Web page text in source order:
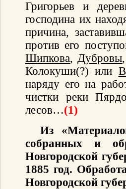
Григорьев и
господина их
причина,
против его
Шипкова, Дубровы
Колокуши(?) или
наряду его на
чистки реки
лесов…(1)
Из
собранных и
Новгородской
1885 год.
Новгородской